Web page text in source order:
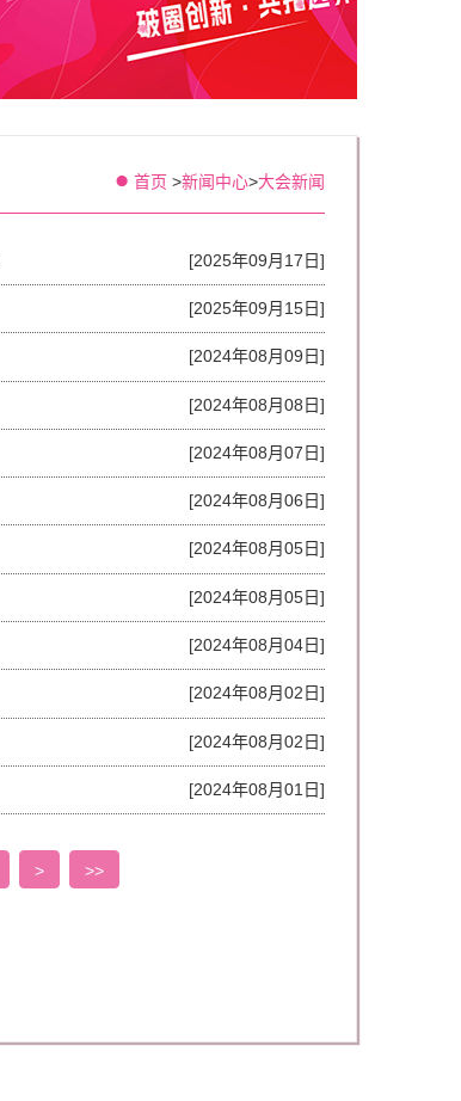
首页 >新闻中心>大会新闻
[2025年09月17日]
[2025年09月15日]
[2024年08月09日]
[2024年08月08日]
[2024年08月07日]
[2024年08月06日]
[2024年08月05日]
[2024年08月05日]
[2024年08月04日]
[2024年08月02日]
[2024年08月02日]
[2024年08月01日]
> >>